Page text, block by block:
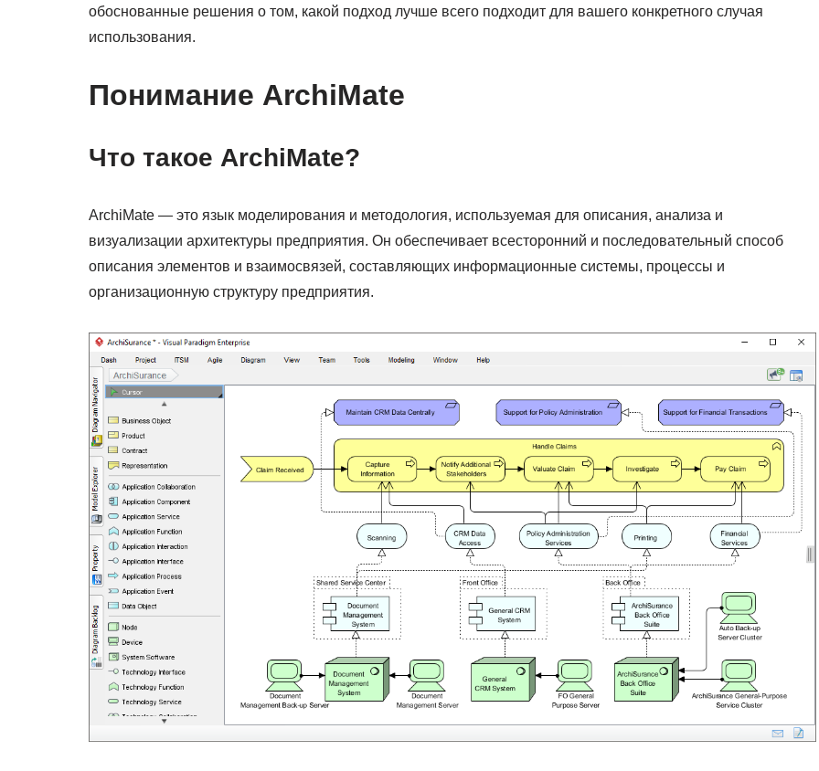
обоснованные решения о том, какой подход лучше всего подходит для вашего конкретного случая
использования.
Понимание ArchiMate
Что такое ArchiMate?
ArchiMate — это язык моделирования и методология, используемая для описания, анализа и
визуализации архитектуры предприятия. Он обеспечивает всесторонний и последовательный способ
описания элементов и взаимосвязей, составляющих информационные системы, процессы и
организационную структуру предприятия.